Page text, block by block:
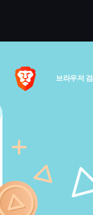
브라우저